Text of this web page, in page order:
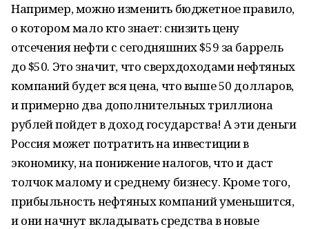
Например, можно изменить бюджетное правило,
о котором мало кто знает: снизить цену
отсечения нефти с сегодняшних $59 за баррель
до $50. Это значит, что сверхдоходами нефтяных
компаний будет вся цена, что выше 50 долларов,
и примерно два дополнительных триллиона
рублей пойдет в доход государства! А эти деньги
Россия может потратить на инвестиции в
экономику, на понижение налогов, что и даст
толчок малому и среднему бизнесу. Кроме того,
прибыльность нефтяных компаний уменьшится,
и они начнут вкладывать средства в новые